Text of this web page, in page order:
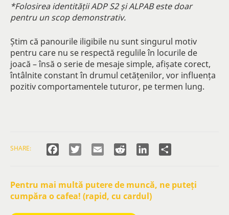
*Folosirea identității ADP S2 și ALPAB este doar
pentru un scop demonstrativ.
Știm că panourile iligibile nu sunt singurul motiv
pentru care nu se respectă regulile în locurile de
joacă – însă o serie de mesaje simple, afișate corect,
întâlnite constant în drumul cetățenilor, vor influența
pozitiv comportamentele tuturor, pe termen lung.
SHARE: FacebookTwitter Email Reddit LinkedIn
Pentru mai multă putere de muncă, ne puteți
cumpăra o cafea! (rapid, cu cardul)